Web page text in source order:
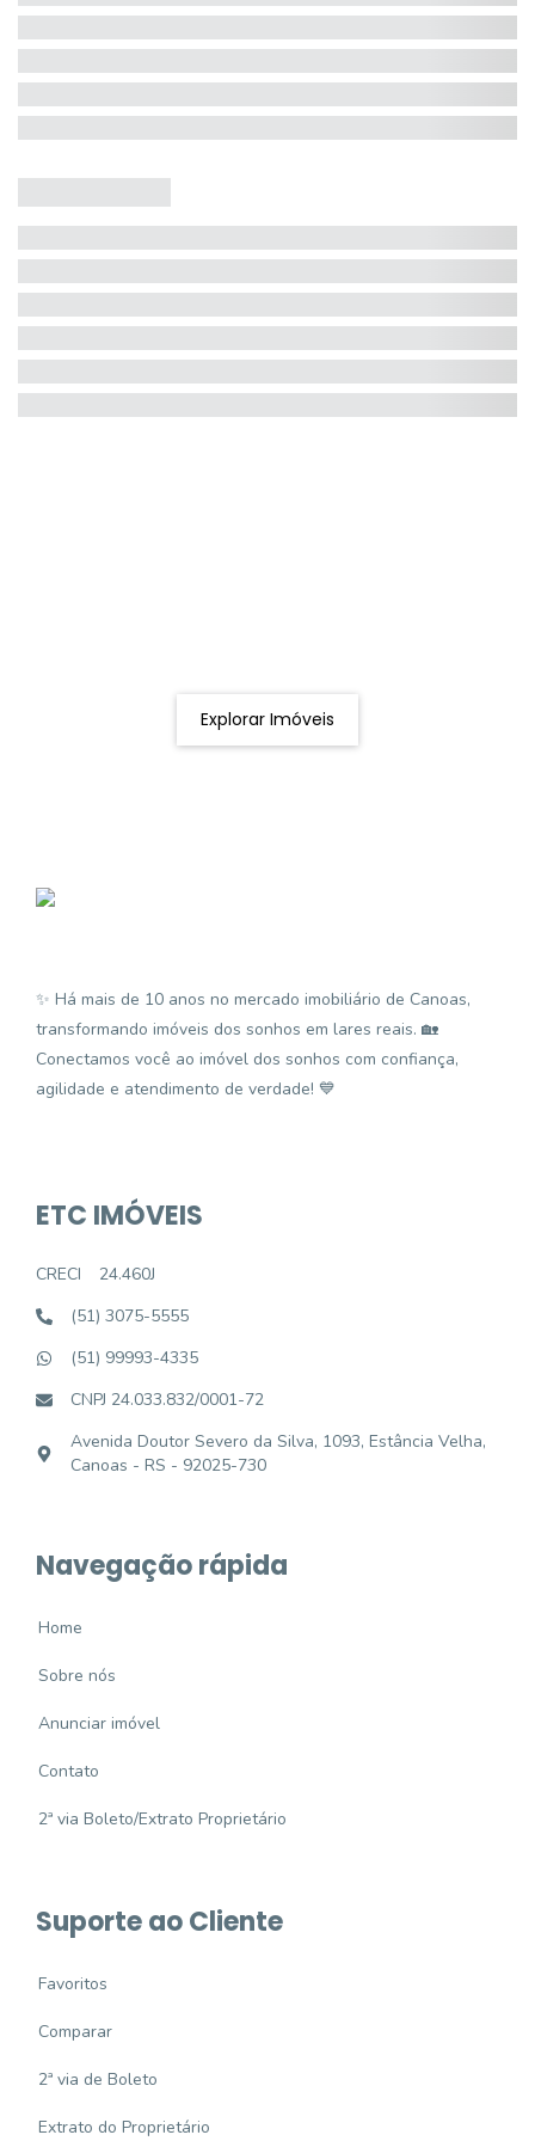
Explorar Imóveis
✨ Há mais de 10 anos no mercado imobiliário de Canoas,
transformando imóveis dos sonhos em lares reais. 🏡
Conectamos você ao imóvel dos sonhos com confiança,
agilidade e atendimento de verdade! 💙
ETC IMÓVEIS
CRECI
24.460J
(51) 3075-5555
(51) 99993-4335
CNPJ 24.033.832/0001-72
Avenida Doutor Severo da Silva, 1093, Estância Velha,
Canoas - RS - 92025-730
Navegação rápida
Home
Sobre nós
Anunciar imóvel
Contato
2ª via Boleto/Extrato Proprietário
Suporte ao Cliente
Favoritos
Comparar
2ª via de Boleto
Extrato do Proprietário